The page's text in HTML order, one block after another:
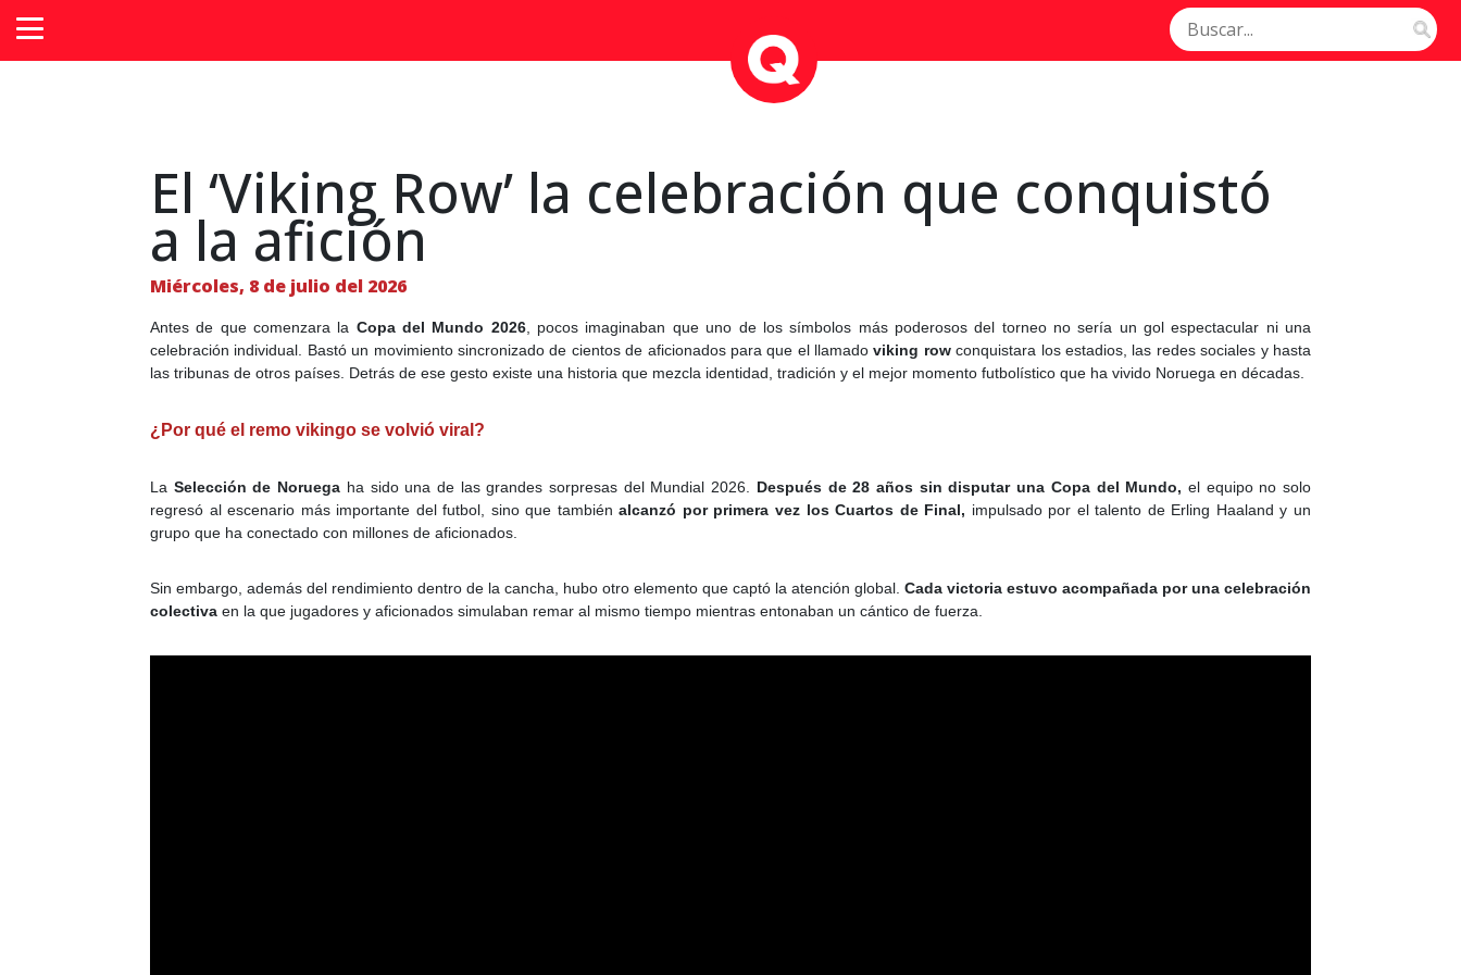
El ‘Viking Row’ la celebración que conquistó
a la afición
Miércoles, 8 de julio del 2026
Antes de que comenzara la Copa del Mundo 2026, pocos imaginaban que uno de los símbolos más poderosos del torneo no sería un gol espectacular ni una
celebración individual. Bastó un movimiento sincronizado de cientos de aficionados para que el llamadoviking rowconquistara los estadios, las redes sociales y hasta
las tribunas de otros países. Detrás de ese gesto existe una historia que mezcla identidad, tradición y el mejor momento futbolístico que ha vivido Noruega en décadas.
¿Por qué el remo vikingo se volvió viral?
La Selección de Noruega ha sido una de las grandes sorpresas del Mundial 2026. Después de 28 años sin disputar una Copa del Mundo, el equipo no solo
regresó al escenario más importante del futbol, sino que tambiénalcanzó por primera vez los Cuartos de Final, impulsado por el talento de Erling Haaland y un
grupo que ha conectado con millones de aficionados.
Sin embargo, además del rendimiento dentro de la cancha, hubo otro elemento que captó la atención global. Cada victoria estuvo acompañada por una celebración
colectiva en la que jugadores y aficionados simulaban remar al mismo tiempo mientras entonaban un cántico de fuerza.